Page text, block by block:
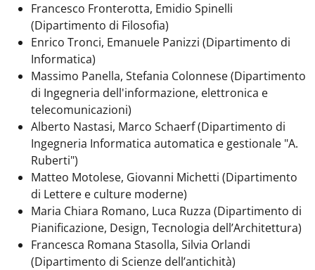
Francesco Fronterotta, Emidio Spinelli
(Dipartimento di Filosofia)
Enrico Tronci, Emanuele Panizzi (Dipartimento di
Informatica)
Massimo Panella, Stefania Colonnese (Dipartimento
di Ingegneria dell'informazione, elettronica e
telecomunicazioni)
Alberto Nastasi, Marco Schaerf (Dipartimento di
Ingegneria Informatica automatica e gestionale "A.
Ruberti")
Matteo Motolese, Giovanni Michetti (Dipartimento
di Lettere e culture moderne)
Maria Chiara Romano, Luca Ruzza (Dipartimento di
Pianificazione, Design, Tecnologia dell’Architettura)
Francesca Romana Stasolla, Silvia Orlandi
(Dipartimento di Scienze dell’antichità)